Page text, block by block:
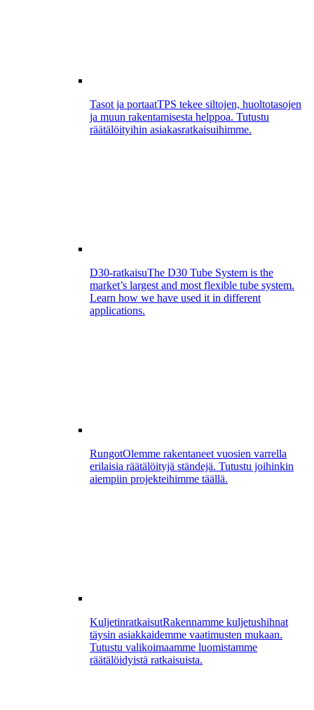
Tasot ja portaatTPS tekee siltojen, huoltotasojen
ja muun rakentamisesta helppoa. Tutustu
räätälöityihin asiakasratkaisuihimme.
D30-ratkaisuThe D30 Tube System is the
market’s largest and most flexible tube system.
Learn how we have used it in different
applications.
RungotOlemme rakentaneet vuosien varrella
erilaisia räätälöityjä ständejä. Tutustu joihinkin
aiempiin projekteihimme täällä.
KuljetinratkaisutRakennamme kuljetushihnat
täysin asiakkaidemme vaatimusten mukaan.
Tutustu valikoimaamme luomistamme
räätälöidyistä ratkaisuista.